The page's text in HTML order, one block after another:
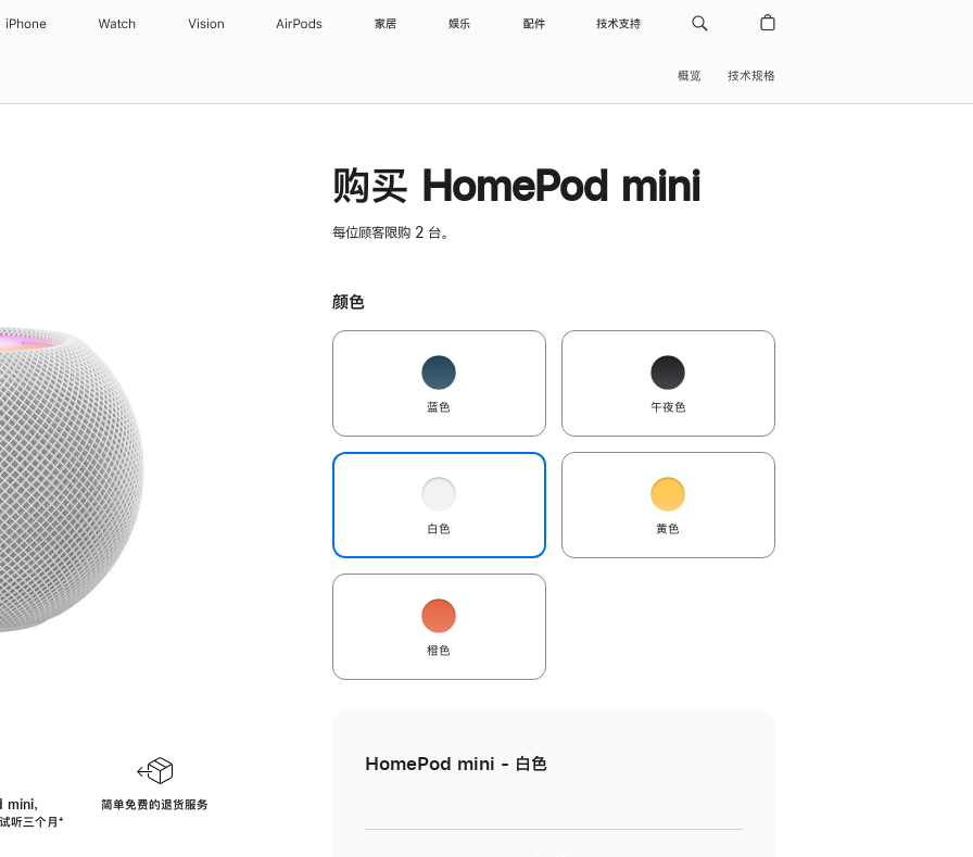
iPhone Watch Vision AirPods 家居 娱乐 配件 技术支持
概览 技术规格
，
听三个月脚
⁺
简单免费的退货服务
购买 HomePod mini
每位顾客限购 2 台。
颜色
蓝色 午夜色
白色 黄色
橙色
HomePod mini - 白色